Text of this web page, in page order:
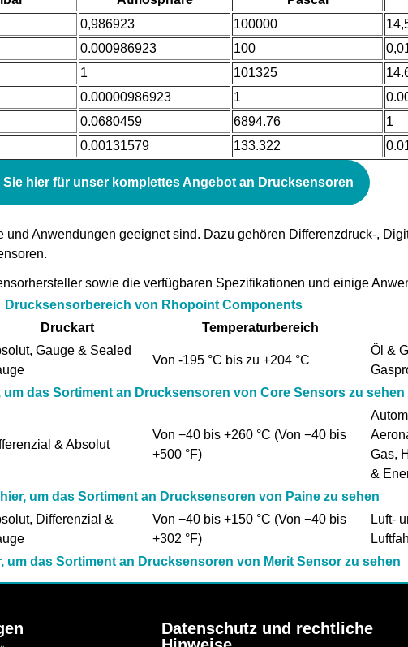
0,986923 100000
0.000986923 100
1 101325
0.00000986923 1
0.0680459 6894.76 1
0.00131579 133.322
Sie hier für unser komplettes Angebot an Drucksensoren
Anwendungen geeignet sind. Dazu gehören Differenzdruck-,
sowie die verfügbaren Spezifikationen und einige
Drucksensorbereich von Rhopoint Components
Druckart Temperaturbereich
Gauge & Sealed
Von -195 °C bis zu +204 °C
Öl &
um das Sortiment an Drucksensoren von Core Sensors zu sehen
& Absolut
Von −40 bis +260 °C (Von −40 bis
+500 °F)
Gas,
&
um das Sortiment an Drucksensoren von Paine zu sehen
Differenzial &
Von −40 bis +150 °C (Von −40 bis
+302 °F)
Luft-
um das Sortiment an Drucksensoren von Merit Sensor zu sehen
Datenschutz und rechtliche